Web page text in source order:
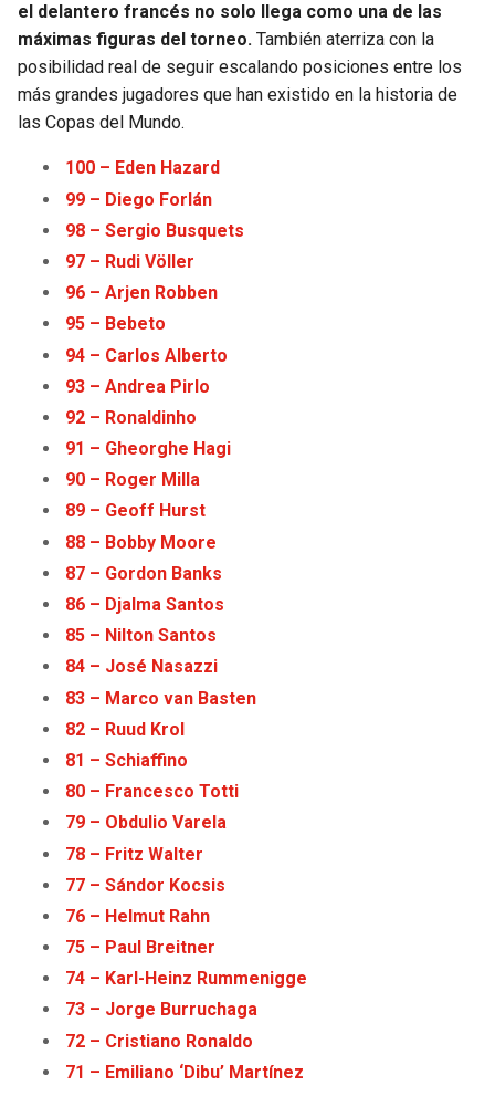
el delantero francés no solo llega como una de las
máximas figuras del torneo. También aterriza con la
posibilidad real de seguir escalando posiciones entre los
más grandes jugadores que han existido en la historia de
las Copas del Mundo.
100 – Eden Hazard
99 – Diego Forlán
98 – Sergio Busquets
97 – Rudi Völler
96 – Arjen Robben
95 – Bebeto
94 – Carlos Alberto
93 – Andrea Pirlo
92 – Ronaldinho
91 – Gheorghe Hagi
90 – Roger Milla
89 – Geoff Hurst
88 – Bobby Moore
87 – Gordon Banks
86 – Djalma Santos
85 – Nilton Santos
84 – José Nasazzi
83 – Marco van Basten
82 – Ruud Krol
81 – Schiaffino
80 – Francesco Totti
79 – Obdulio Varela
78 – Fritz Walter
77 – Sándor Kocsis
76 – Helmut Rahn
75 – Paul Breitner
74 – Karl-Heinz Rummenigge
73 – Jorge Burruchaga
72 – Cristiano Ronaldo
71 – Emiliano ‘Dibu’ Martínez